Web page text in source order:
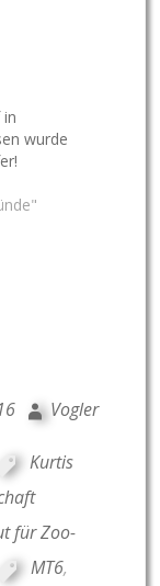
wurde
Vogler
Kurtis
für Zoo-
MT6,